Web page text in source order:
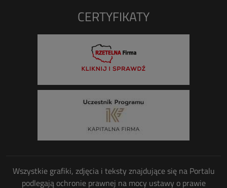
CERTYFIKATY
Wszystkie grafiki, zdjęcia i teksty znajdujące się na Portalu
podlegają ochronie prawnej na mocy ustawy o prawie